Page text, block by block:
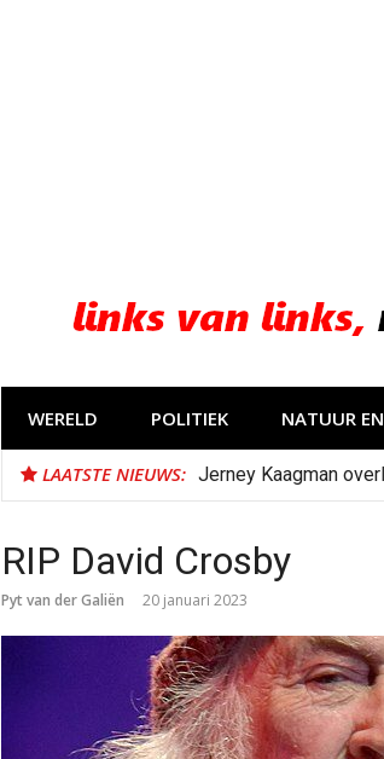
WERELD POLITIEK NATUUR
LAATSTE NIEUWS: Jerney Kaagman
RIP David Crosby
Pyt van der Galiën 20 januari 2023